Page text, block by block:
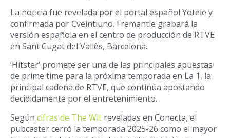
La noticia fue revelada por el portal español Yotele y
confirmada por Cveintiuno. Fremantle grabará la
versión española en el centro de producción de RTVE
en Sant Cugat del Vallès, Barcelona.
‘Hitster’ promete ser una de las principales apuestas
de prime time para la próxima temporada en La 1, la
principal cadena de RTVE, que continúa apostando
decididamente por el entretenimiento.
Según cifras de The Wit reveladas en Conecta, el
pubcaster cerró la temporada 2025-26 como el mayor